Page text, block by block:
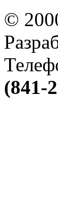
©
(841-